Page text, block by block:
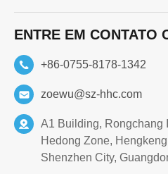
ENTRE EM CONTATO
+86-0755-8178-1342
zoewu@sz-hhc.com
A1 Building, Rongchang
Hedong Zone,
Shenzhen City,